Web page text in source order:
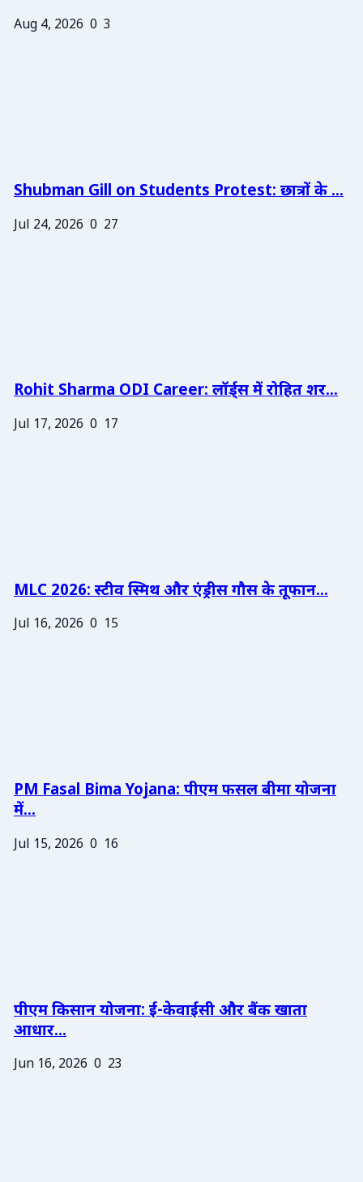
Aug 4, 2026 0 3
Shubman Gill on Students Protest: छात्रों के ...
Jul 24, 2026 0 27
Rohit Sharma ODI Career: लॉर्ड्स में रोहित शर...
Jul 17, 2026 0 17
MLC 2026: स्टीव स्मिथ और एंड्रीस गौस के तूफान...
Jul 16, 2026 0 15
PM Fasal Bima Yojana: पीएम फसल बीमा योजना
में...
Jul 15, 2026 0 16
पीएम किसान योजना: ई-केवाईसी और बैंक खाता
आधार...
Jun 16, 2026 0 23